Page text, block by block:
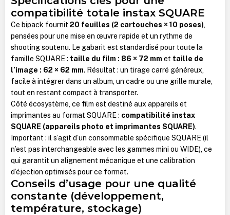
compatibilité totale instax SQUARE
Ce bipack fournit 20 feuilles (2 cartouches × 10 poses),
pensées pour une mise en œuvre rapide et un rythme de
shooting soutenu. Le gabarit est standardisé pour toute la
famille SQUARE : taille du film : 86 × 72 mm et taille de
l’image : 62 × 62 mm. Résultat : un tirage carré généreux,
facile à intégrer dans un album, un cadre ou une grille murale,
tout en restant compact à transporter.
Côté écosystème, ce film est destiné aux appareils et
imprimantes au format SQUARE : compatibilité instax
SQUARE (appareils photo et imprimantes SQUARE).
Important : il s’agit d’un consommable spécifique SQUARE (il
n’est pas interchangeable avec les gammes mini ou WIDE), ce
qui garantit un alignement mécanique et une calibration
d’éjection optimisés pour ce format.
Conseils d’usage pour une qualité
constante (développement,
température, stockage)